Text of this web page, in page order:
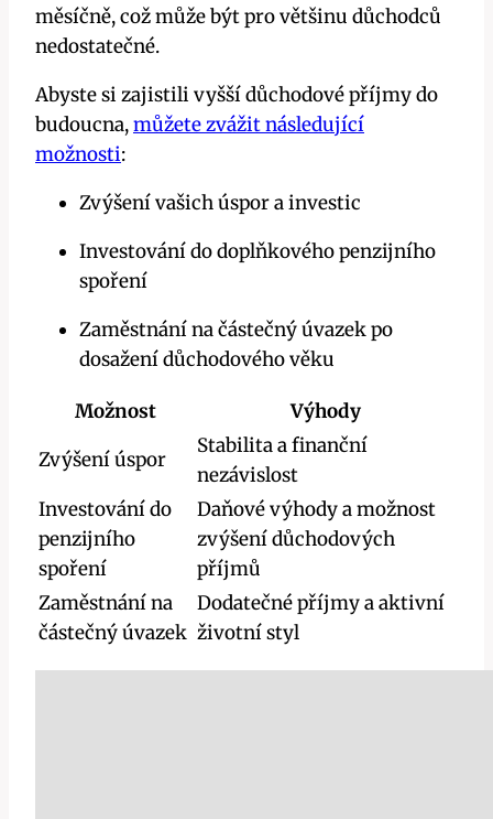
měsíčně, což může být pro většinu důchodců
nedostatečné.
Abyste si zajistili vyšší důchodové příjmy do
budoucna,můžete zvážit následující
možnosti:
Zvýšení vašich úspor a investic
Investování do doplňkového penzijního
spoření
Zaměstnání na částečný úvazek po
dosažení důchodového věku
Možnost
Výhody
Zvýšení úspor
Stabilita a finanční
nezávislost
Investování do
penzijního
spoření
Daňové výhody a možnost
zvýšení důchodových
příjmů
Zaměstnání na
částečný úvazek
Dodatečné příjmy a aktivní
životní styl